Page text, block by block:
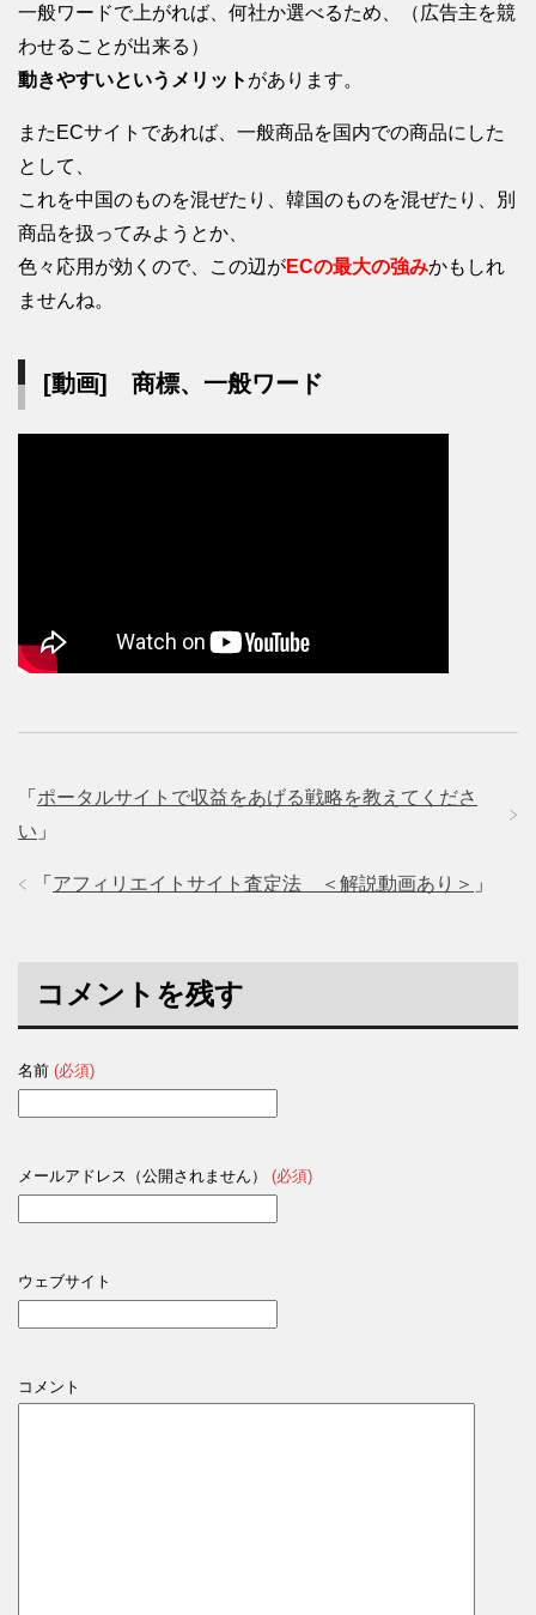
一般ワードで上がれば、何社か選べるため、（広告主を競
わせることが出来る）
動きやすいというメリット があります。
またECサイトであれば、一般商品を国内での商品にした
として、
これを中国のものを混ぜたり、韓国のものを混ぜたり、別
商品を扱ってみようとか、
色々応用が効くので、この辺がECの最大の強みかもしれ
ませんね。
[動画] 商標、一般ワード
「 ポータルサイトで収益をあげる戦略を教えてくださ
い 」
「 アフィリエイトサイト査定法 ＜解説動画あり＞ 」
コメントを残す
名前 (必須)
メールアドレス（公開されません） (必須)
ウェブサイト
コメント